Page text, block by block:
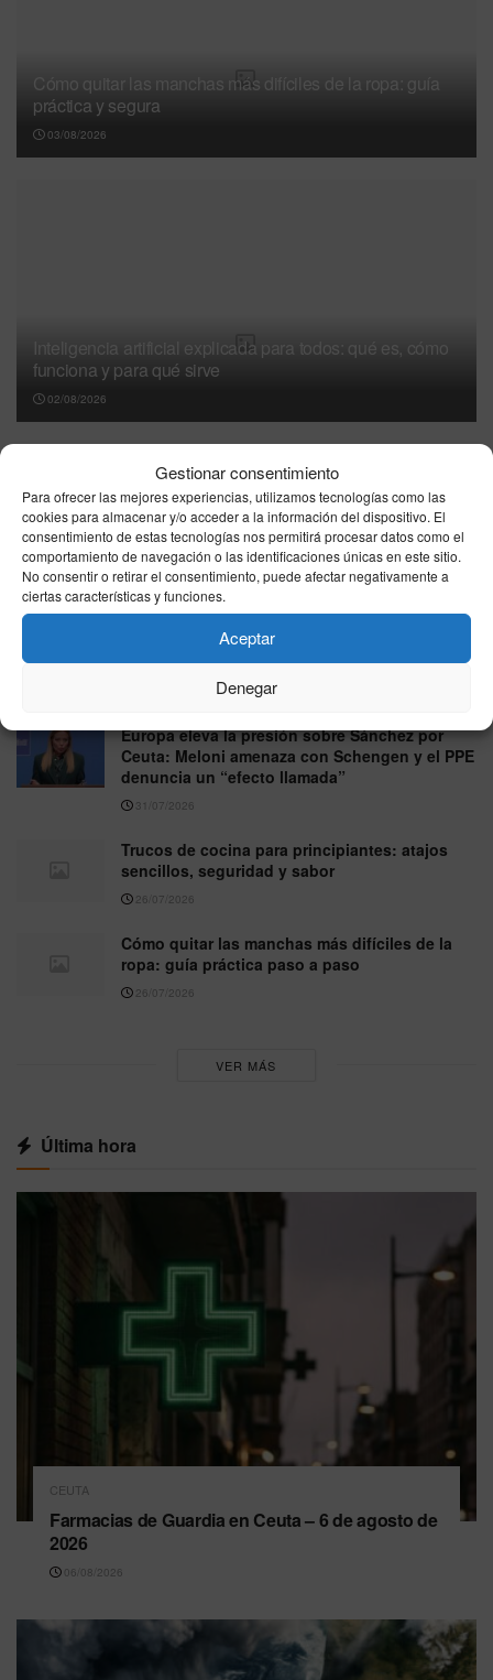
Gestionar consentimiento
Para ofrecer las mejores experiencias, utilizamos tecnologías como las
cookies para almacenar y/o acceder a la información del dispositivo. El
consentimiento de estas tecnologías nos permitirá procesar datos como el
comportamiento de navegación o las identificaciones únicas en este sitio.
No consentir o retirar el consentimiento, puede afectar negativamente a
ciertas características y funciones.
Aceptar
Denegar
Cómo quitar las manchas más difíciles de la ropa: guía
práctica y segura
03/08/2026
Inteligencia artificial explicada para todos: qué es, cómo
funciona y para qué sirve
02/08/2026
ingenio al hábito
02/08/2026
Resultado La Primitiva hoy, sábado 1 de
agosto de 2026: combinación ganadora oficial
01/08/2026
La historia detrás de inventos cotidianos: del
ingenio al hábito
Europa eleva la presión sobre Sánchez por
Ceuta: Meloni amenaza con Schengen y el PPE
denuncia un “efecto llamada”
31/07/2026
Trucos de cocina para principiantes: atajos
sencillos, seguridad y sabor
26/07/2026
Cómo quitar las manchas más difíciles de la
ropa: guía práctica paso a paso
26/07/2026
VER MÁS
Última hora
CEUTA
Farmacias de Guardia en Ceuta – 6 de agosto de
2026
06/08/2026